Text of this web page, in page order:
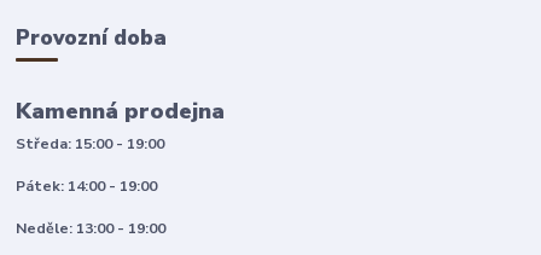
Provozní doba
Kamenná prodejna
Středa: 15:00 - 19:00
Pátek: 14:00 - 19:00
Neděle: 13:00 - 19:00